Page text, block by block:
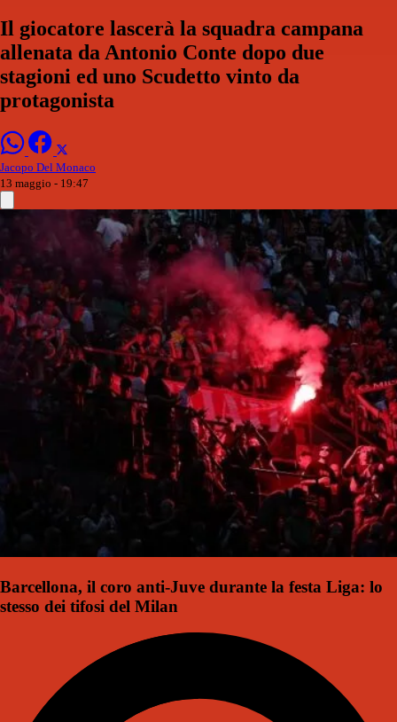
Il giocatore lascerà la squadra campana
allenata da Antonio Conte dopo due
stagioni ed uno Scudetto vinto da
protagonista
Jacopo Del Monaco
13 maggio - 19:47
Barcellona, il coro anti-Juve durante la festa Liga: lo
stesso dei tifosi del Milan